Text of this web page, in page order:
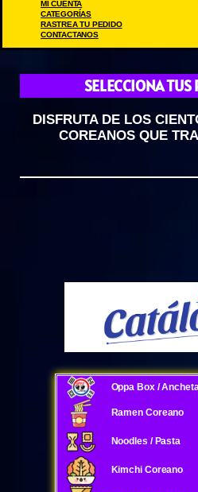
MI CUENTA
CATEGORÍAS
RASTREA TU PEDIDO
CONTACTANOS
SELECCIONA TUS
DISFRUTA DE LOS
COREANOS QUE
Oppa Box /
Ramen Coreano
Noodles / Pasta
Kimchi Coreano